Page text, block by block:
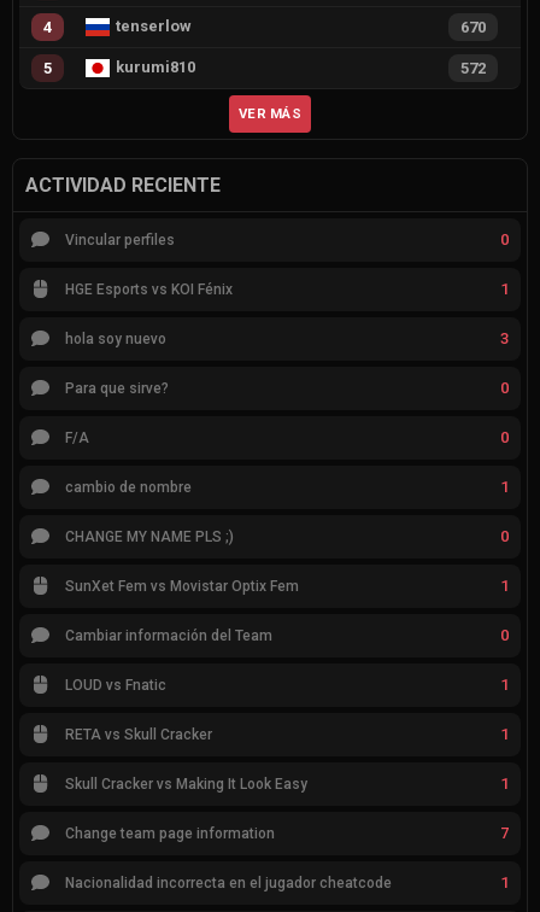
4 tenserlow 670
5 kurumi810 572
VER MÁS
ACTIVIDAD RECIENTE
Vincular perfiles 0
HGE Esports vs KOI Fénix 1
hola soy nuevo 3
Para que sirve? 0
F/A 0
cambio de nombre 1
CHANGE MY NAME PLS ;) 0
SunXet Fem vs Movistar Optix Fem 1
Cambiar información del Team 0
LOUD vs Fnatic 1
RETA vs Skull Cracker 1
Skull Cracker vs Making It Look Easy 1
Change team page information 7
Nacionalidad incorrecta en el jugador cheatcode 1